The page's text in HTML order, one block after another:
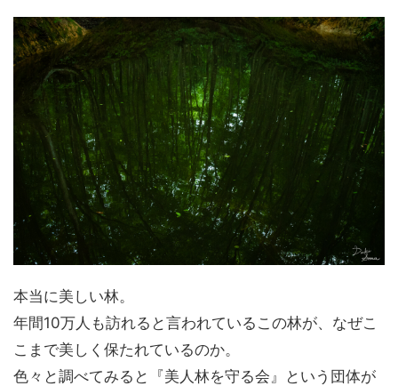
本当に美しい林。
年間10万人も訪れると言われているこの林が、なぜこ
こまで美しく保たれているのか。
色々と調べてみると『美人林を守る会』という団体が